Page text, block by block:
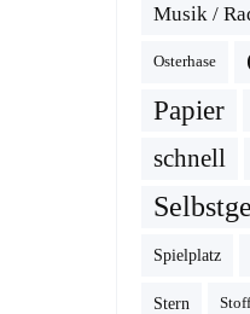
Musik /
Osterhase
Papier
schnell
Spielplatz
Stern